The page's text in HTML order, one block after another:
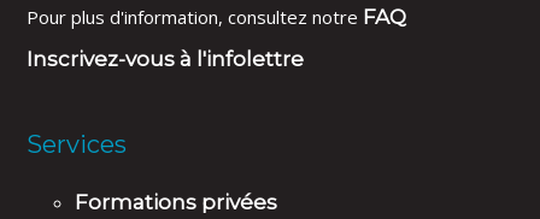
Pour plus d'information, consultez notre FAQ
Inscrivez-vous à l'infolettre
Services
Formations privées